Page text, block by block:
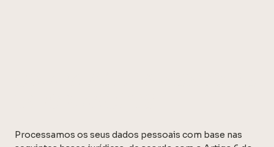
Processamos os seus dados pessoais com base nas